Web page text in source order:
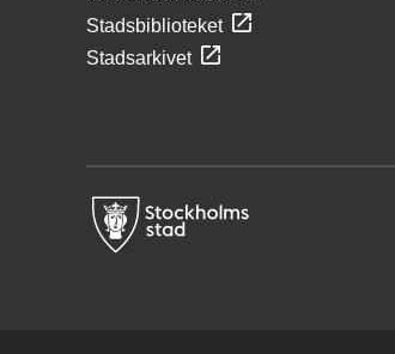
Stadsbiblioteket
Stadsarkivet